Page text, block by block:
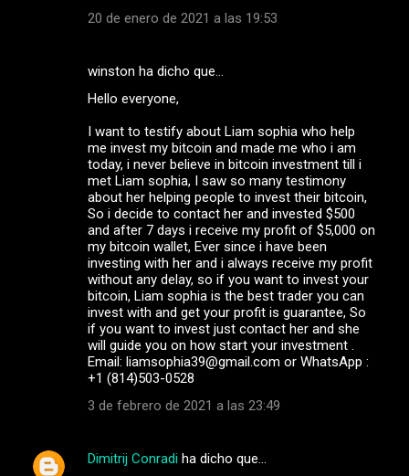
20 de enero de 2021 a las 19:53
winston ha dicho que…
Hello everyone,
I want to testify about Liam sophia who help
me invest my bitcoin and made me who i am
today, i never believe in bitcoin investment till i
met Liam sophia, I saw so many testimony
about her helping people to invest their bitcoin,
So i decide to contact her and invested $500
and after 7 days i receive my profit of $5,000 on
my bitcoin wallet, Ever since i have been
investing with her and i always receive my profit
without any delay, so if you want to invest your
bitcoin, Liam sophia is the best trader you can
invest with and get your profit is guarantee, So
if you want to invest just contact her and she
will guide you on how start your investment .
Email: liamsophia39@gmail.com or WhatsApp :
+1 (814)503-0528
3 de febrero de 2021 a las 23:49
Dimitrij Conradi ha dicho que…